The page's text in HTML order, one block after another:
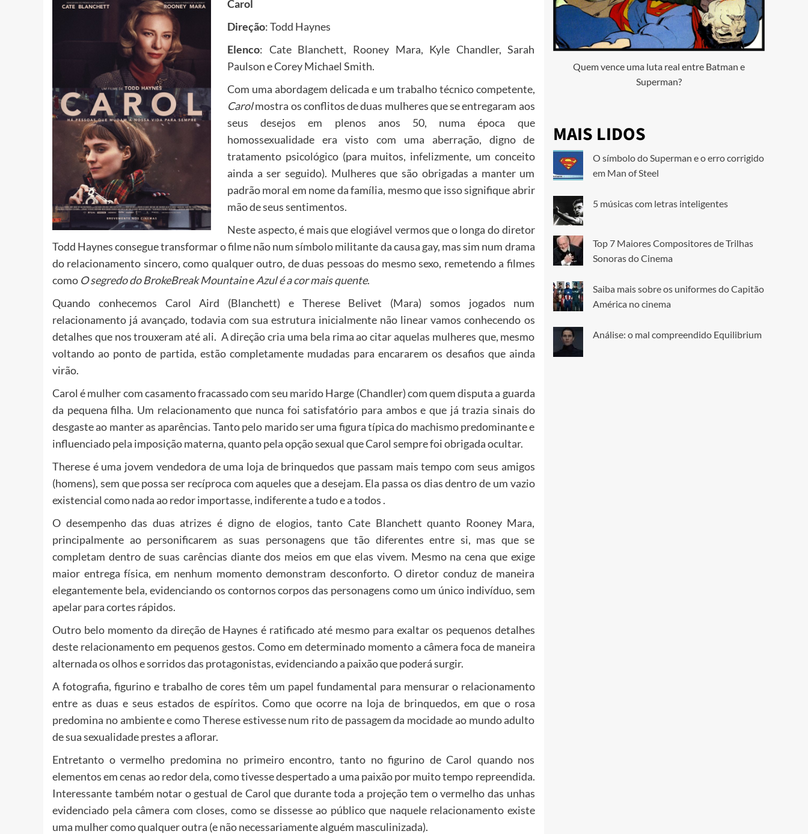
Carol
Direção: Todd Haynes
Elenco: Cate Blanchett, Rooney Mara, Kyle Chandler, Sarah
Paulson e Corey Michael Smith.
Com uma abordagem delicada e um trabalho técnico competente,
Carolmostra os conflitos de duas mulheres que se entregaram aos
seus desejos em plenos anos 50, numa época que
homossexualidade era visto com uma aberração, digno de
tratamento psicológico (para muitos, infelizmente, um conceito
ainda a ser seguido). Mulheres que são obrigadas a manter um
padrão moral em nome da família, mesmo que isso signifique abrir
mão de seus sentimentos.
Neste aspecto, é mais que elogiável vermos que o longa do diretor
Todd Haynes consegue transformar o filme não num símbolo militante da causa gay, mas sim num drama
do relacionamento sincero, como qualquer outro, de duas pessoas do mesmo sexo, remetendo a filmes
como O segredo do BrokeBreak MountaineAzul é a cor mais quente.
Quando conhecemos Carol Aird (Blanchett) e Therese Belivet (Mara) somos jogados num
relacionamento já avançado, todavia com sua estrutura inicialmente não linear vamos conhecendo os
detalhes que nos trouxeram até ali. A direção cria uma bela rima ao citar aquelas mulheres que, mesmo
voltando ao ponto de partida, estão completamente mudadas para encararem os desafios que ainda
virão.
Carol é mulher com casamento fracassado com seu marido Harge (Chandler) com quem disputa a guarda
da pequena filha. Um relacionamento que nunca foi satisfatório para ambos e que já trazia sinais do
desgaste ao manter as aparências. Tanto pelo marido ser uma figura típica do machismo predominante e
influenciado pela imposição materna, quanto pela opção sexual que Carol sempre foi obrigada ocultar.
Therese é uma jovem vendedora de uma loja de brinquedos que passam mais tempo com seus amigos
(homens), sem que possa ser recíproca com aqueles que a desejam. Ela passa os dias dentro de um vazio
existencial como nada ao redor importasse, indiferente a tudo e a todos .
O desempenho das duas atrizes é digno de elogios, tanto Cate Blanchett quanto Rooney Mara,
principalmente ao personificarem as suas personagens que tão diferentes entre si, mas que se
completam dentro de suas carências diante dos meios em que elas vivem. Mesmo na cena que exige
maior entrega física, em nenhum momento demonstram desconforto. O diretor conduz de maneira
elegantemente bela, evidenciando os contornos corpos das personagens como um único indivíduo, sem
apelar para cortes rápidos.
Outro belo momento da direção de Haynes é ratificado até mesmo para exaltar os pequenos detalhes
deste relacionamento em pequenos gestos. Como em determinado momento a câmera foca de maneira
alternada os olhos e sorridos das protagonistas, evidenciando a paixão que poderá surgir.
A fotografia, figurino e trabalho de cores têm um papel fundamental para mensurar o relacionamento
entre as duas e seus estados de espíritos. Como que ocorre na loja de brinquedos, em que o rosa
predomina no ambiente e como Therese estivesse num rito de passagem da mocidade ao mundo adulto
de sua sexualidade prestes a aflorar.
Entretanto o vermelho predomina no primeiro encontro, tanto no figurino de Carol quando nos
elementos em cenas ao redor dela, como tivesse despertado a uma paixão por muito tempo repreendida.
Interessante também notar o gestual de Carol que durante toda a projeção tem o vermelho das unhas
evidenciado pela câmera com closes, como se dissesse ao público que naquele relacionamento existe
uma mulher como qualquer outra (e não necessariamente alguém masculinizada).
Quem vence uma luta real entre Batman e
Superman?
MAIS LIDOS
O símbolo do Superman e o erro corrigido
em Man of Steel
5 músicas com letras inteligentes
Top 7 Maiores Compositores de Trilhas
Sonoras do Cinema
Saiba mais sobre os uniformes do Capitão
América no cinema
Análise: o mal compreendido Equilibrium